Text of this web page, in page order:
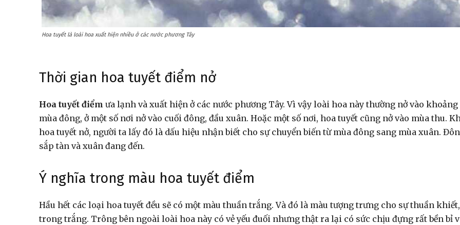
Hoa tuyết là loài hoa xuất hiện nhiều ở các nước phương Tây
Thời gian hoa tuyết điểm nở
Hoa tuyết điểm ưa lạnh và xuất hiện ở các nước phương Tây. Vì vậy loài hoa này thường nở vào khoảng
mùa đông, ở một số nơi nở vào cuối đông, đầu xuân. Hoặc một số nơi, hoa tuyết cũng nở vào mùa thu.
hoa tuyết nở, người ta lấy đó là dấu hiệu nhận biết cho sự chuyển biến từ mùa đông sang mùa xuân.
sắp tàn và xuân đang đến.
Ý nghĩa trong màu hoa tuyết điểm
Hầu hết các loại hoa tuyết đều sẽ có một màu thuần trắng. Và đó là màu tượng trưng cho sự thuần khiết,
trong trắng. Trông bên ngoài loài hoa này có vẻ yếu đuối nhưng thật ra lại có sức chịu đựng rất bền bỉ